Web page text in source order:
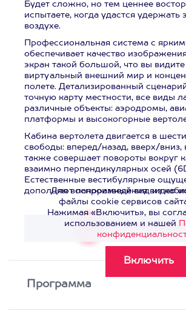
Будет сложно, но тем ценнее
испытаете, когда удастся удержать
воздухе.
Профессиональная система с
обеспечивает качество
экран такой большой, что вы
виртуальный внешний мир и
полете. Детализированный
точную карту местности, все виды
различные объекты: аэродромы,
платформы и высокогорные
Кабина вертолета двигается в
свободы: вперед/назад, вверх/вниз,
также совершает повороты вокруг
взаимно перпендикулярных осей
Естественные вестибулярные
дополняют панорамный вид из
Смотреть
Для воспроизведения видео
файлы cookie сервисов
Нажимая «Включить», вы
использованием и нашей
Программа